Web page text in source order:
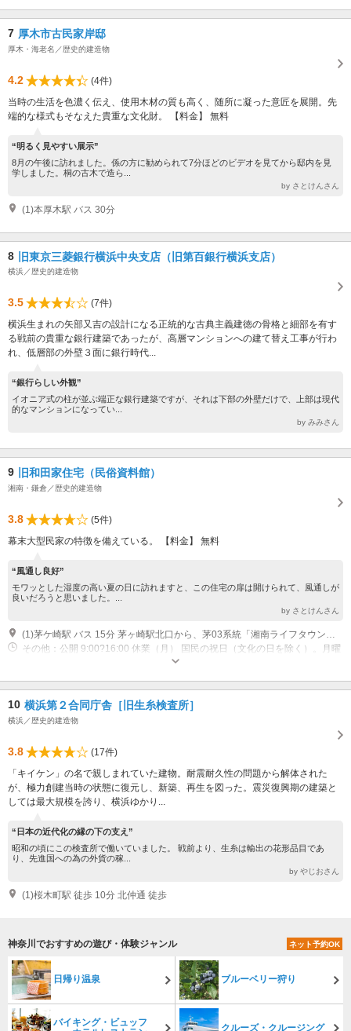
7 厚木市古民家岸邸
厚木・海老名／歴史的建造物
4.2
(4件)
当時の生活を色濃く伝え、使用木材の質も高く、随所に凝った意匠を展開。先
端的な様式もそなえた貴重な文化財。 【料金】 無料
“明るく見やすい展示”
8月の午後に訪れました。係の方に勧められて7分ほどのビデオを見てから邸内を見
学しました。桐の古木で造ら...
by さとけんさん
(1)本厚木駅 バス 30分
8 旧東京三菱銀行横浜中央支店（旧第百銀行横浜支店）
横浜／歴史的建造物
3.5
(7件)
横浜生まれの矢部又吉の設計になる正統的な古典主義建徳の骨格と細部を有す
る戦前の貴重な銀行建築であったが、高層マンションへの建て替え工事が行わ
れ、低層部の外壁３面に銀行時代...
“銀行らしい外観”
イオニア式の柱が並ぶ端正な銀行建築ですが、それは下部の外壁だけで、上部は現代
的なマンションになってい...
by みみさん
9 旧和田家住宅（民俗資料館）
湘南・鎌倉／歴史的建造物
3.8
(5件)
幕末大型民家の特徴を備えている。 【料金】 無料
“風通し良好”
モワッとした湿度の高い夏の日に訪れますと、この住宅の扉は開けられて、風通しが
良いだろうと思いました。...
by さとけんさん
(1)茅ケ崎駅 バス 15分 茅ヶ崎駅北口から、茅03系統「湘南ライフタウン行」、茅50系統甘沼経由「文教大学行」、湘11「湘南台駅西口行」 「堤坂下」バス停 徒歩 10分 香川駅(ＪＲ相模線) バス 25分 茅ヶ崎市コミュニティバス利用 「浄見寺入口」バス停 徒歩 5分
その他：公開 9:00?16:00 休業（月） 国民の祝日（文化の日を除く）。月曜
日祝日の場合、翌日休館 休業 12月27日?1月4日 （年末年始）
10 横浜第２合同庁舎［旧生糸検査所］
横浜／歴史的建造物
3.8
(17件)
「キイケン」の名で親しまれていた建物。耐震耐久性の問題から解体された
が、極力創建当時の状態に復元し、新築、再生を図った。震災復興期の建築と
しては最大規模を誇り、横浜ゆかり...
“日本の近代化の縁の下の支え”
昭和の頃にこの検査所で働いていました。 戦前より、生糸は輸出の花形品目であ
り、先進国への為の外貨の稼...
by やじおさん
(1)桜木町駅 徒歩 10分 北仲通 徒歩
神奈川でおすすめの遊び・体験ジャンル ネット予約OK
日帰り温泉 ブルーベリー狩り
バイキング・ビュッフ
クルーズ・クルージング